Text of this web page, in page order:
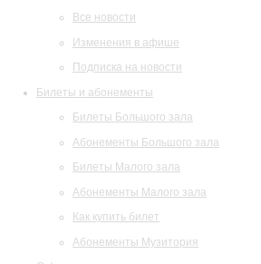
Все новости
Изменения в афише
Подписка на новости
Билеты и абонементы
Билеты Большого зала
Абонементы Большого зала
Билеты Малого зала
Абонементы Малого зала
Как купить билет
Абонементы Музитория